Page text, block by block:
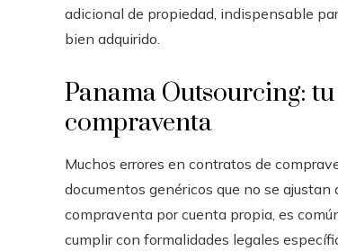
adicional de propiedad, indispensable
bien adquirido.
Panama Outsourcing:
compraventa
Muchos errores en contratos de
documentos genéricos que no se
compraventa por cuenta propia, es
cumplir con formalidades legales